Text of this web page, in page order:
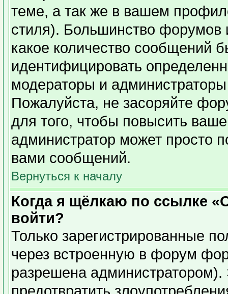
теме, а так же в вашем
стиля). Большинство форумов
какое количество сообщений
идентифицировать
модераторы и
Пожалуйста, не засоряйте
для того, чтобы повысить
администратор может просто
вами сообщений.
Вернуться к началу
Когда я щёлкаю по ссылке
войти?
Только зарегистрированные
через встроенную в форум
разрешена